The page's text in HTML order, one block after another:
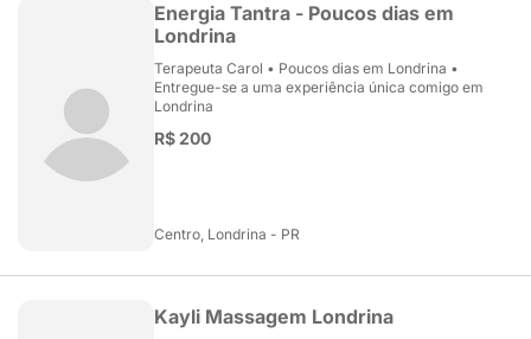
Energia Tantra - Poucos dias em
Londrina
Terapeuta Carol • Poucos dias em Londrina •
Entregue-se a uma experiência única comigo em
Londrina
R$ 200
Centro, Londrina - PR
Kayli Massagem Londrina